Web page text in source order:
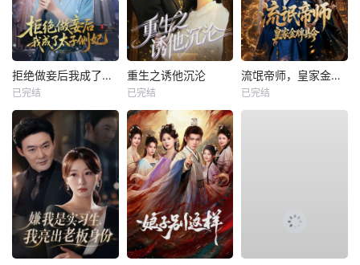
拒绝做妾后我成了太子侧妃
已完结
重生之诱他沉沦
已完结
流氓帝师，皇家金牌县令
已完结